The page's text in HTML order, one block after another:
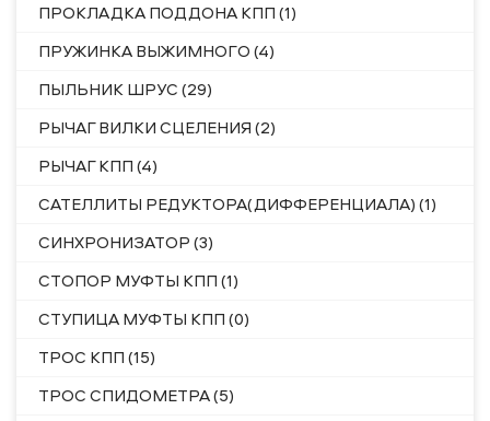
ПРОКЛАДКА ПОДДОНА КПП (1)
ПРУЖИНКА ВЫЖИМНОГО (4)
ПЫЛЬНИК ШРУС (29)
РЫЧАГ ВИЛКИ СЦЕЛЕНИЯ (2)
РЫЧАГ КПП (4)
САТЕЛЛИТЫ РЕДУКТОРА(ДИФФЕРЕНЦИАЛА) (1)
СИНХРОНИЗАТОР (3)
СТОПОР МУФТЫ КПП (1)
СТУПИЦА МУФТЫ КПП (0)
ТРОС КПП (15)
ТРОС СПИДОМЕТРА (5)